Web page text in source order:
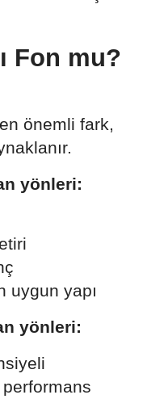
Fon mu?
önemli fark,
yönleri:
uygun yapı
yönleri:
performans